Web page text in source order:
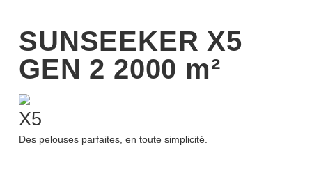
SUNSEEKER X5
GEN 2 2000 m²
X5
Des pelouses parfaites, en toute simplicité.